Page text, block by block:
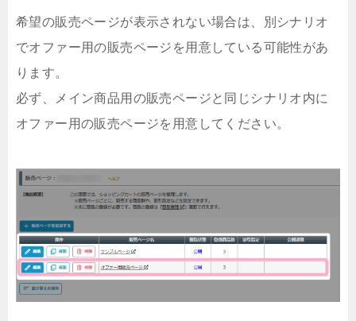
希望の販売ページが表示されない場合は、別シナリオ
でオファー用の販売ページを用意している可能性があ
ります。
必ず、メイン商品用の販売ページと同じシナリオ内に
オファー用の販売ページを用意してください。